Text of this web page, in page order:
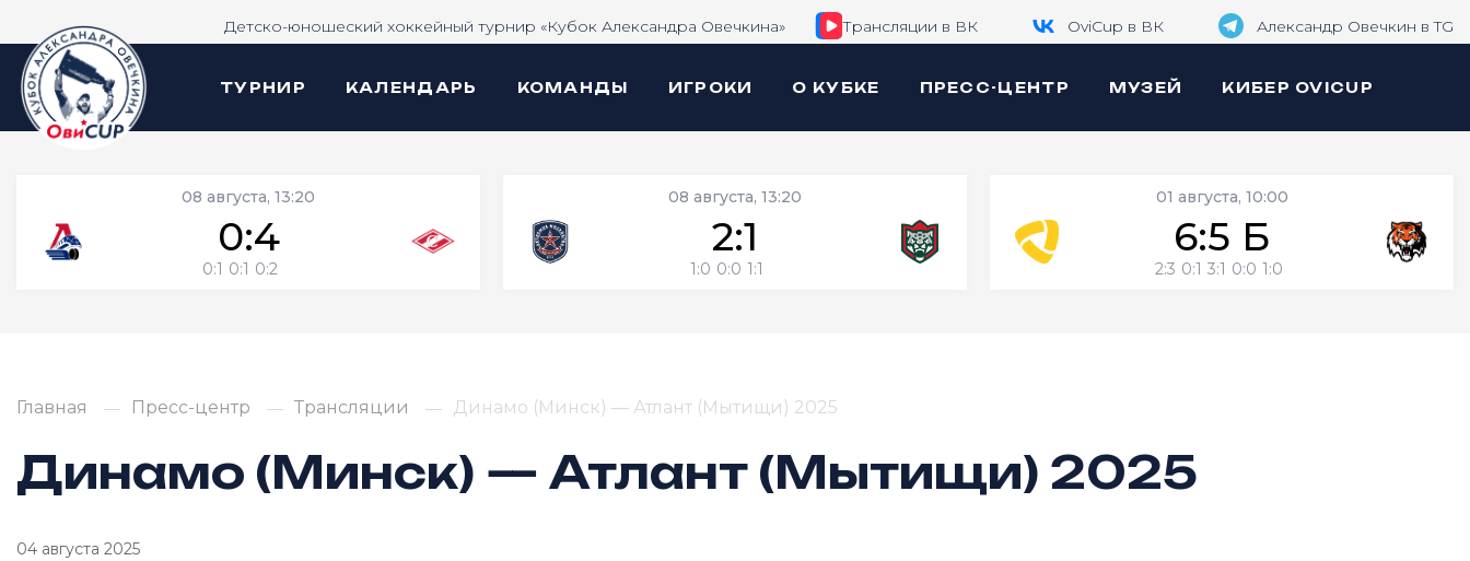
Детско-юношеский хоккейный турнир «Кубок Александра Овечкина» Трансляции в ВК OviCup в ВК Александр Овечкин в TG
ТУРНИР КАЛЕНДАРЬ КОМАНДЫ ИГРОКИ О КУБКЕ ПРЕСС-ЦЕНТР МУЗЕЙ КИБЕР OVICUP
08 августа, 13:20
0:4
0:1 0:1 0:2
08 августа, 13:20
2:1
1:0 0:0 1:1
01 августа, 10:00
6:5 Б
2:3 0:1 3:1 0:0 1:0
Главная Пресс-центр Трансляции Динамо (Минск) — Атлант (Мытищи) 2025
Динамо (Минск) — Атлант (Мытищи) 2025
04 августа 2025